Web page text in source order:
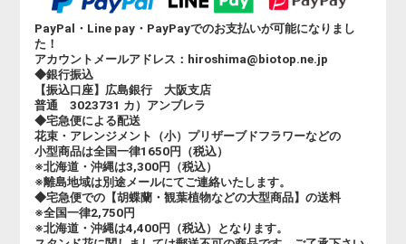
PayPal・Line pay・PayPayでのお支払いが可能になりまし
た！
アカウントメールアドレス：hiroshima@biotop.ne.jp
◆銀行振込
【振込口座】広島銀行 大阪支店
普通 3023731 カ）アンブレラ
◆宅急便による配送
花束・アレンジメント（小）プリザーブドフラワーなどの
小型商品は全国一律1650円（税込）
※北海道・沖縄は3,300円（税込）
※離島地域は別途メールにてご連絡いたします。
◆宅急便での【胡蝶蘭・観葉植物などの大型商品】の送料
※全国一律2,750円
※北海道・沖縄は4,400円（税込）となります。